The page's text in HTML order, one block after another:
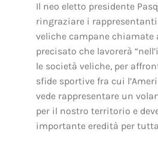
Il neo eletto presidente
ringraziare i
veliche campane chiamate
precisato che lavorerà
le società veliche, per
sfide sportive fra cui
vede rappresentare un
per il nostro territorio e
importante eredità per